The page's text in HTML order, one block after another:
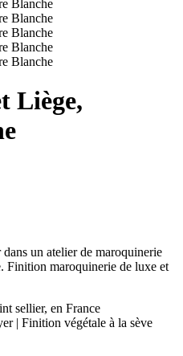
Liège,
un atelier de maroquinerie
Finition maroquinerie de luxe et
sellier, en France
| Finition végétale à la sève